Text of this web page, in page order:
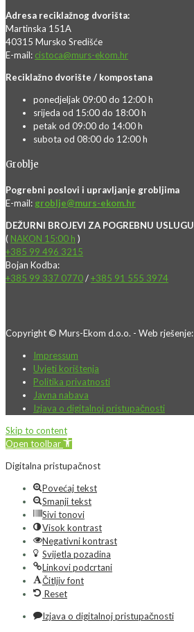
Adresa reciklažnog dvorišta:
Martinska 151A
40315 Mursko Središće
E-mail: cistoca@murs-ekom.hr
Reciklažno dvorište / kompostana
ponedjeljak 09:00 do 12:00 h
srijeda od 15:00 do 18:00 h
petak od 09:00 do 14:00 h
subota od 08:00 do 12:00 h
Groblje
Pogrebni poslovi i upravljanje grobljima
E-mail: groblje@murs-ekom.hr
DEŽURNI BROJEVI ZA POGREBNU USLUGU
( NAKON 15:00 h )
+385 99 496 3215
Bojan Kodba:
+385 99 337 0770/+385 91 555 3974
Copyright © Murs-Ekom d.o.o. - Web rješenje:
Impressum
Uvjeti korištenja
Politika privatnosti
Javna nabava
Izjava o digitalnoj pristupačnosti
Skip to content
Open toolbar
Digitalna pristupačnost
Povećaj tekst
Smanji tekst
Sivi tonovi
Visok kontrast
Negativni kontrast
Svijetla pozadina
Linkovi podcrtani
Čitljiv font
Reset
Izjava o digitalnoj pristupačnosti